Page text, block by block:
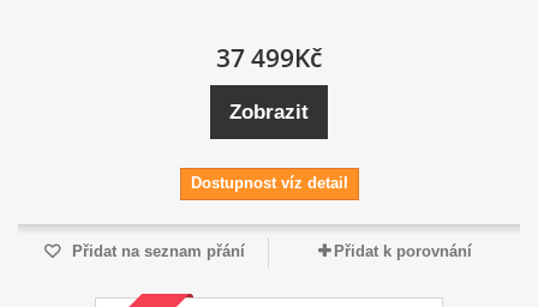
37 499Kč
Zobrazit
Dostupnost víz detail
Přidat na seznam přání Přidat k porovnání